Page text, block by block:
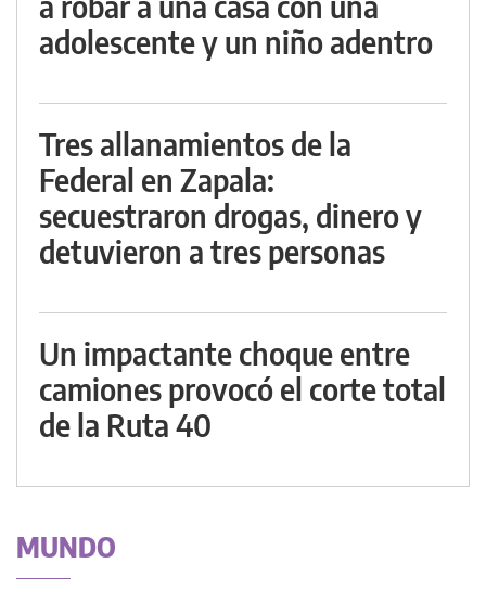
adolescente y un niño adentro
Tres allanamientos de la
Federal en Zapala:
secuestraron drogas, dinero y
detuvieron a tres personas
Un impactante choque entre
camiones provocó el corte total
de la Ruta 40
MUNDO